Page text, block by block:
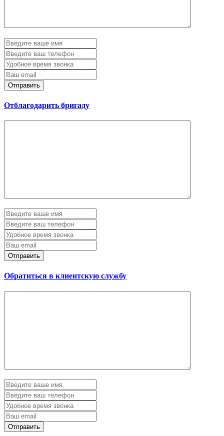
Отправить
Отблагодарить бригаду
Отправить
Обратиться в клиентскую службу
Отправить